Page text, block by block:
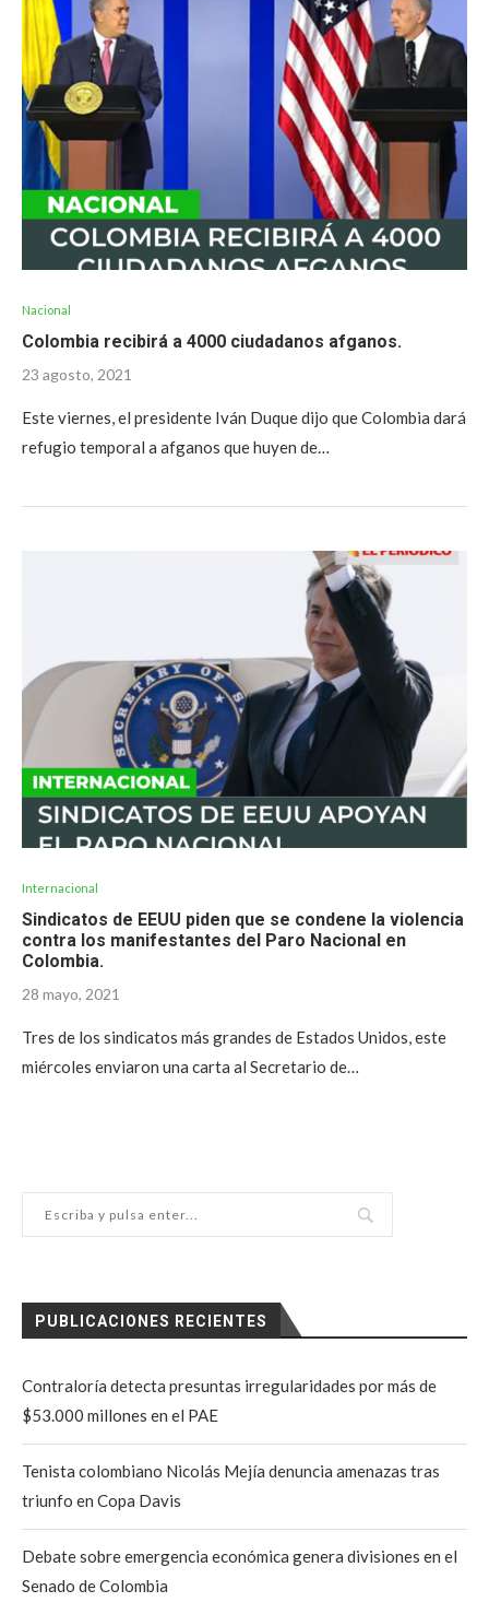
Nacional
Colombia recibirá a 4000 ciudadanos afganos.
23 agosto, 2021
Este viernes, el presidente Iván Duque dijo que Colombia dará
refugio temporal a afganos que huyen de…
Internacional
Sindicatos de EEUU piden que se condene la violencia
contra los manifestantes del Paro Nacional en
Colombia.
28 mayo, 2021
Tres de los sindicatos más grandes de Estados Unidos, este
miércoles enviaron una carta al Secretario de…
PUBLICACIONES RECIENTES
Contraloría detecta presuntas irregularidades por más de
$53.000 millones en el PAE
Tenista colombiano Nicolás Mejía denuncia amenazas tras
triunfo en Copa Davis
Debate sobre emergencia económica genera divisiones en el
Senado de Colombia